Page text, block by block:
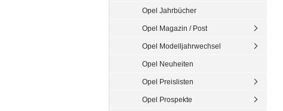
Opel Jahrbücher
Opel Magazin / Post
Opel Modelljahrwechsel
Opel Neuheiten
Opel Preislisten
Opel Prospekte